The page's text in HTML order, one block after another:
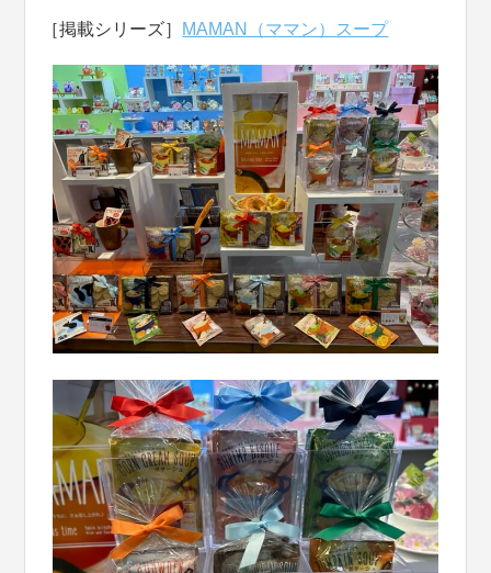
［掲載シリーズ］ MAMAN（ママン）スープ